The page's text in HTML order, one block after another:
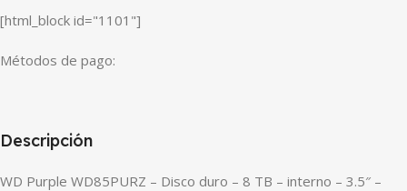
[html_block id="1101"]
Métodos de pago:
Descripción
WD Purple WD85PURZ – Disco duro – 8 TB – interno – 3.5″ –